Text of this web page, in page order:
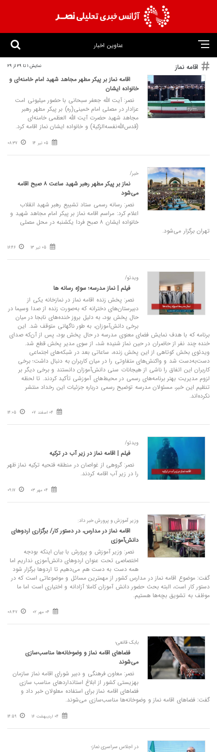
عناوین اخبار
اقامه نماز نمایش 1 تا 29 از 29
اقامه نماز بر پیکر مطهر مجاهد شهید امام خامنه‌ای و
خانواده ایشان
نصر: آیت الله جعفر سبحانی با حضور میلیونی امت
عزادار در مصلی امام خمینی(ره) بر پیکر مطهر رهبر
مجاهد شهید حضرت آیت الله العظمی خامنه‌ای
(قدس‌الله‌نفسه‌الزکیة) و خانواده ایشان نماز اقامه کرد.
05 تیر 14 08:37
خبر/
نماز بر پیکر مطهر رهبر شهید ساعت ۸ صبح اقامه
می‌شود
نصر: رسانه رسمی ستاد تشییع رهبر شهید انقلاب
اعلام کرد: مراسم اقامه نماز بر پیکر امام مجاهد شهید و
خانواده ایشان ۸ صبح فردا یکشنبه در محل مصلی
تهران برگزار می‌شود.
05 تیر 13 16:46
ویدئو/
فیلم | نماز مدرسه؛ سوژه رسانه ها
نصر: پخش زنده اقامه نماز در نمازخانه یکی از
دبیرستان‌های دخترانه که به‌صورت زنده از صدا و‌سیما در
حال پخش بود، به دلیل بروز خنده‌های نابجا در میان
برخی دانش‌آموزان، به طور ناگهانی متوقف شد. این
برنامه که با هدف نمایش فضای معنوی مدرسه در حال پخش بود، پس از آن‌که صدای
خنده چند نفر از حاضران در حین نماز شنیده شد، از سوی مدیر پخش قطع شد.
ویدئوی بخش کوتاهی از این پخش زنده، ساعاتی بعد در شبکه‌های اجتماعی
دست‌به‌دست شد و واکنش‌های متفاوتی را در میان کاربران به دنبال داشت؛ برخی
کاربران این اتفاق را ناشی از هیجانات سنی دانش‌آموزان دانستند و برخی دیگر بر
لزوم مدیریت بهتر برنامه‌های رسمی در محیط‌های آموزشی تأکید کردند. تا لحظه
تنظیم این خبر، مسئولان مدرسه توضیح رسمی درباره جزئیات این رخداد منتشر
نکرده‌اند.
04 اسفند 07 14:05
ویدئو/
فیلم | اقامه نماز در زیر آب در ترکیه
نصر: گروهی از غواصان در منطقه فتحیه ترکیه نماز ظهر
را در زیر آب اقامه کردند.
04 مهر 03 09:17
وزیر آموزش و پرورش خبر داد:
اقامه نماز در مدارس، در دستور کار/ برگزاری اردوهای
دانش‌آموزی
نصر: وزیر آموزش و پرورش با بیان اینکه بودجه
اختصاصی تحت عنوان اردوهای دانش‌آموزی نداریم اما
همه دست به دست هم می‌دهیم تا اردوها برگزار شود
گفت: موضوع اقامه نماز در مدارس کشور از مهمترین مسائل و موضوعاتی است که در
دستور کار است، البته بحث حضور دانش آموزان کاملا آزادانه و اختیاری است اما ما
موظف به تشویق بچه‌ها هستیم.
04 مهر 02 08:47
بابک قانعی؛
فضاهای اقامه نماز و وضوخانه‌ها مناسب‌سازی
می‌شوند
نصر: معاون فرهنگی و دبیر شورای اقامه نماز سازمان
بهزیستی کشور از ابلاغ استانداردهای مناسب سازی
فضاهای اقامه نماز برای استفاده معلولان خبر داد و
گفت: فضاهای اقامه نماز و وضوخانه‌ها مناسب‌سازی می‌شوند.
04 اردیبهشت 16 14:59
در اجلاس سراسری نماز؛